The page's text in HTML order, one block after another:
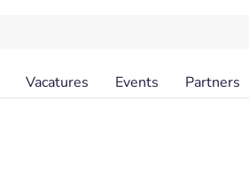
Vacatures Events Partners